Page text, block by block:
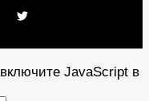
JavaScript в